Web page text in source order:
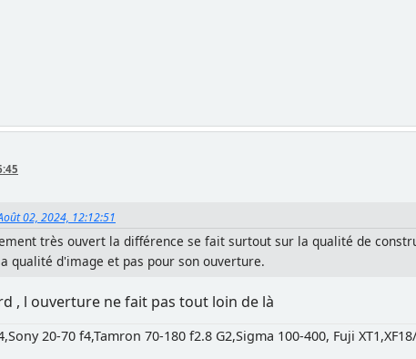
02, 2024, 12:12:51
très ouvert la différence se fait surtout sur la qualité de
qualité d'image et pas pour son ouverture.
, l ouverture ne fait pas tout loin de là
20-70 f4,Tamron 70-180 f2.8 G2,Sigma 100-400, Fuji